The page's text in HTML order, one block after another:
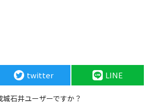
twitter LINE
石井ユーザーですか？